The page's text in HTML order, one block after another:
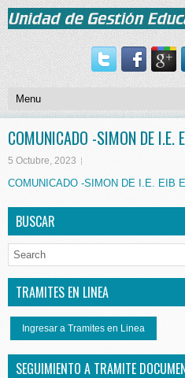
COMUNICADO -SIMON DE
5 Octubre, 2023
COMUNICADO -SIMON DE I.E. EIB
BUSCAR
TRAMITES EN LINEA
Ingresar a Tramites en Linea
SEGUIMIENTO A TRAMITE